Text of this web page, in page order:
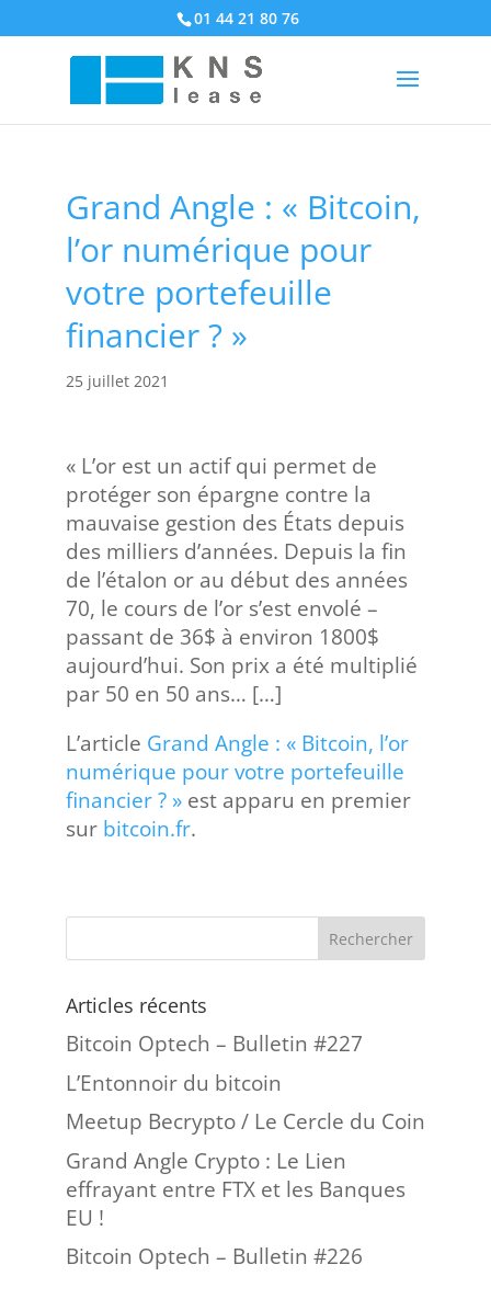
01 44 21 80 76
Grand Angle : « Bitcoin,
l’or numérique pour
votre portefeuille
financier ? »
25 juillet 2021
« L’or est un actif qui permet de
protéger son épargne contre la
mauvaise gestion des États depuis
des milliers d’années. Depuis la fin
de l’étalon or au début des années
70, le cours de l’or s’est envolé –
passant de 36$ à environ 1800$
aujourd’hui. Son prix a été multiplié
par 50 en 50 ans… […]
L’article Grand Angle : « Bitcoin, l’or
numérique pour votre portefeuille
financier ? »est apparu en premier
sur bitcoin.fr.
Articles récents
Bitcoin Optech – Bulletin #227
L’Entonnoir du bitcoin
Meetup Becrypto / Le Cercle du Coin
Grand Angle Crypto : Le Lien
effrayant entre FTX et les Banques
EU !
Bitcoin Optech – Bulletin #226